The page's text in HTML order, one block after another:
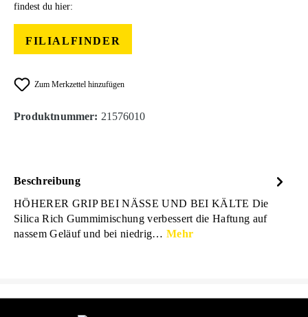
findest du hier:
FILIALFINDER
Zum Merkzettel hinzufügen
Produktnummer: 21576010
Beschreibung
HÖHERER GRIP BEI NÄSSE UND BEI KÄLTE Die
Silica Rich Gummimischung verbessert die Haftung auf
nassem Geläuf und bei niedrig… Mehr